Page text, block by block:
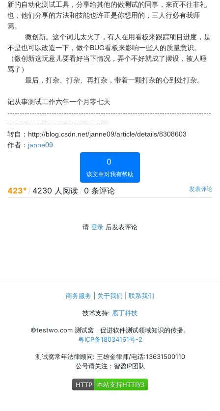
新的自动化测试工具，分享给其他的做测试的同事，来而不往非礼
也，他们分享的方法和技能也许正是你想用的，三人行必有我师
焉。
微创新。这个词儿太火了，有人在用看板来跟踪项目进度，是
不是也可以改造一下，做个BUG看板来影响一些人的质量意识。
（微创新这玩意儿要看好当下情况，弄个不好就成了摆设，被人唾
骂了）
最后，打杂、打杂、再打杂，带着一颗打杂的心到处打杂。
记从事测试工作六年一个月零七天
-----------------------------------------------------------------------------------
-----------------------------------------
转自：http://blog.csdn.net/janne09/article/details/8308603
作者： janne09
0
该文章对我有帮助
423° / 4230 人阅读 / 0 条评论 发表评论
请 登录 后发表评论
商务服务 关于我们 联系我们
技术支持: 庖丁科技
©testwo.com 测试窝，促进软件测试领域知识的传播。
粤ICP备18034161号-2
测试窝常年法律顾问: 王雄金律师/电话:13631500110
公号请关注：智盈IP团队